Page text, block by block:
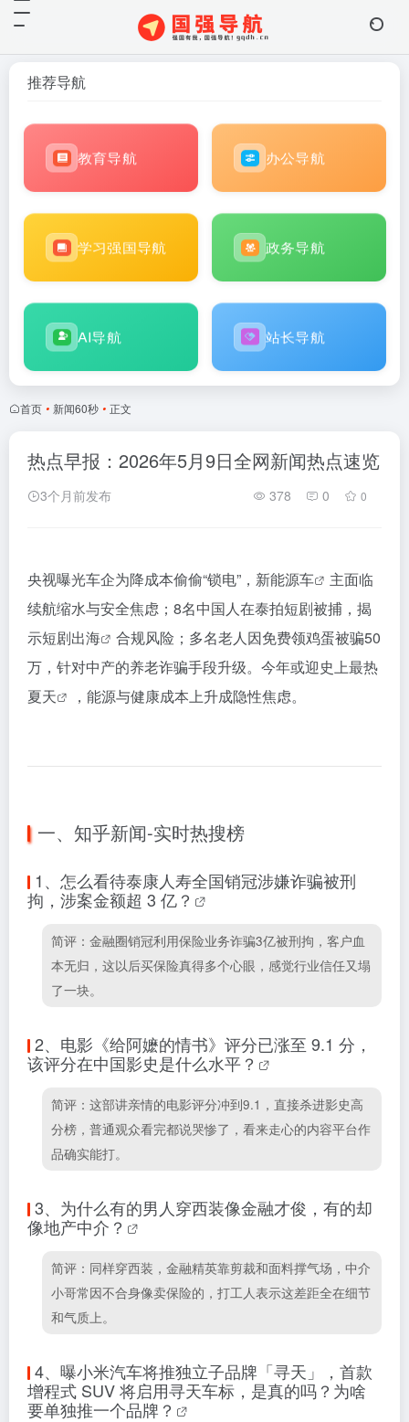
推荐导航
教育导航 办公导航
学习强国导航 政务导航
AI导航 站长导航
首页 • 新闻60秒 • 正文
热点早报：2026年5月9日全网新闻热点速览
3个月前发布 378 0 0
央视曝光车企为降成本偷偷“锁电”， 新能源车
主面临
续航缩水与安全焦虑；8名中国人在泰拍短剧被捕，揭
示短剧出海
合规风险；多名老人因免费领鸡蛋被骗50
万，针对中产的养老诈骗手段升级。今年或迎史上最热
夏天
，能源与健康成本上升成隐性焦虑。
一、知乎新闻-实时热搜榜
1、 怎么看待泰康人寿全国销冠涉嫌诈骗被刑
拘，涉案金额超 3 亿？
简评：金融圈销冠利用保险业务诈骗3亿被刑拘，客户血
本无归，这以后买保险真得多个心眼，感觉行业信任又塌
了一块。
2、 电影《给阿嬷的情书》评分已涨至 9.1 分，
该评分在中国影史是什么水平？
简评：这部讲亲情的电影评分冲到9.1，直接杀进影史高
分榜，普通观众看完都说哭惨了，看来走心的内容平台作
品确实能打。
3、 为什么有的男人穿西装像金融才俊，有的却
像地产中介？
简评：同样穿西装，金融精英靠剪裁和面料撑气场，中介
小哥常因不合身像卖保险的，打工人表示这差距全在细节
和气质上。
4、 曝小米汽车将推独立子品牌「寻天」，首款
增程式 SUV 将启用寻天车标，是真的吗？为啥
要单独推一个品牌？